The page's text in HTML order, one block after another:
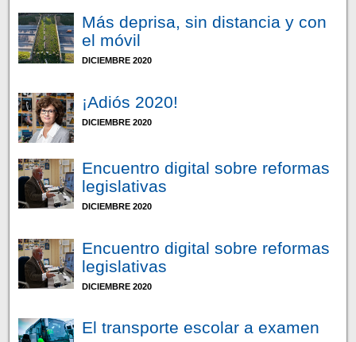
Más deprisa, sin distancia y con
el móvil
DICIEMBRE 2020
¡Adiós 2020!
DICIEMBRE 2020
Encuentro digital sobre reformas
legislativas
DICIEMBRE 2020
Encuentro digital sobre reformas
legislativas
DICIEMBRE 2020
El transporte escolar a examen